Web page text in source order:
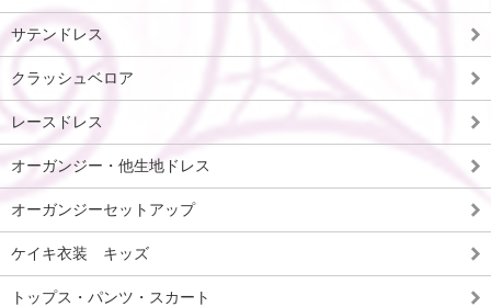
サテンドレス
クラッシュベロア
レースドレス
オーガンジー・他生地ドレス
オーガンジーセットアップ
ケイキ衣装 キッズ
トップス・パンツ・スカート